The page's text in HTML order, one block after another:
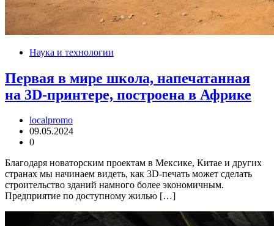
Наука и технологии
Первая в мире школа, напечатанная
на 3D-принтере, построена в Африке
localpromo
09.05.2024
0
Благодаря новаторским проектам в Мексике, Китае и других
странах мы начинаем видеть, как 3D-печать может сделать
строительство зданий намного более экономичным.
Предприятие по доступному жилью […]